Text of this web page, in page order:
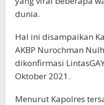
dunia.
Hal ini disampaikan
AKBP Nurochman
dikonfirmasi
Oktober 2021.
Menurut Kapolres